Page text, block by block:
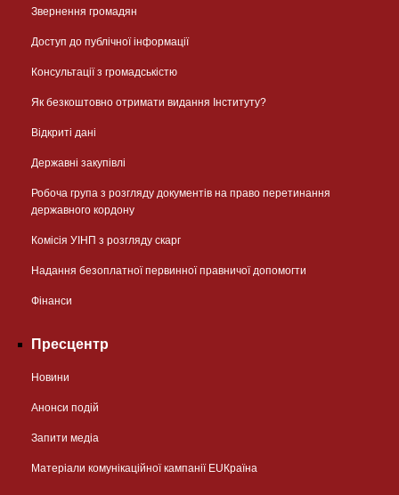
Звернення громадян
Доступ до публічної інформації
Консультації з громадськістю
Як безкоштовно отримати видання Інституту?
Відкриті дані
Державні закупівлі
Робоча група з розгляду документів на право перетинання
державного кордону
Комісія УІНП з розгляду скарг
Надання безоплатної первинної правничої допомогти
Фінанси
Пресцентр
Новини
Анонси подій
Запити медіа
Матеріали комунікаційної кампанії EUКраїна